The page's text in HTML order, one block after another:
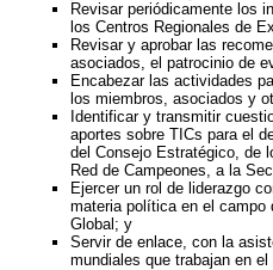
Revisar periódicamente los
los Centros Regionales de
Revisar y aprobar las
asociados, el patrocinio de
Encabezar las actividades
los miembros, asociados y
Identificar y transmitir
aportes sobre TICs para el
del Consejo Estratégico, de
Red de Campeones, a la
Ejercer un rol de liderazgo
materia política en el campo
Global; y
Servir de enlace, con la
mundiales que trabajan en